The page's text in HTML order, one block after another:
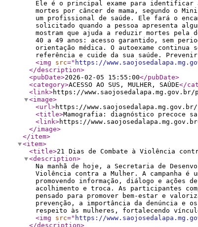
Ele é o principal exame para identificar
mortes por câncer de mama, segundo o
um profissional de saúde. Ele fará o
solicitado quando a pessoa apresenta
mostram que ajuda a reduzir mortes pela
40 a 49 anos: acesso garantido, sem
orientação médica. O autoexame continua
referência e cuide da sua saúde.
<img
src=" https://
</description>
<pubDate>2026-02-05 15:55:00</pubDate>
<category>ACESSO AO SUS, MULHER, SAÚDE</
<link>https://
<image>
<url>https://www.saojosedalapa.mg.gov.br/
<title>Mamografia: diagnóstico precoce
<link>https://www.saojosedalapa.mg.gov.br
</image>
</item>
<item>
<title>21 Dias de Combate à Violência
<description>
Na manhã de hoje, a Secretaria de
Violência contra a Mulher. A campanha é
promovendo informação, diálogo e ações
acolhimento e troca. As participantes
pensado para promover bem-estar e
prevenção, a importância da denúncia e
respeito às mulheres, fortalecendo
<img
src=" https://
</description>